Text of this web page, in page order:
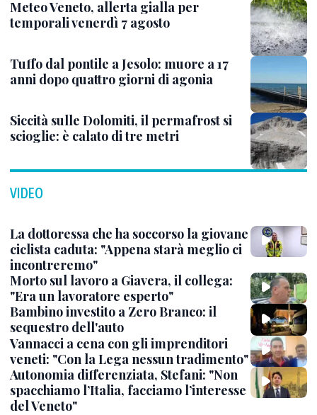
Meteo Veneto, allerta gialla per
temporali venerdì 7 agosto
Tuffo dal pontile a Jesolo: muore a 17
anni dopo quattro giorni di agonia
Siccità sulle Dolomiti, il permafrost si
scioglie: è calato di tre metri
VIDEO
La dottoressa che ha soccorso la giovane
ciclista caduta: "Appena starà meglio ci
incontreremo"
Morto sul lavoro a Giavera, il collega:
"Era un lavoratore esperto"
Bambino investito a Zero Branco: il
sequestro dell'auto
Vannacci a cena con gli imprenditori
veneti: "Con la Lega nessun tradimento"
Autonomia differenziata, Stefani: "Non
spacchiamo l’Italia, facciamo l’interesse
del Veneto"